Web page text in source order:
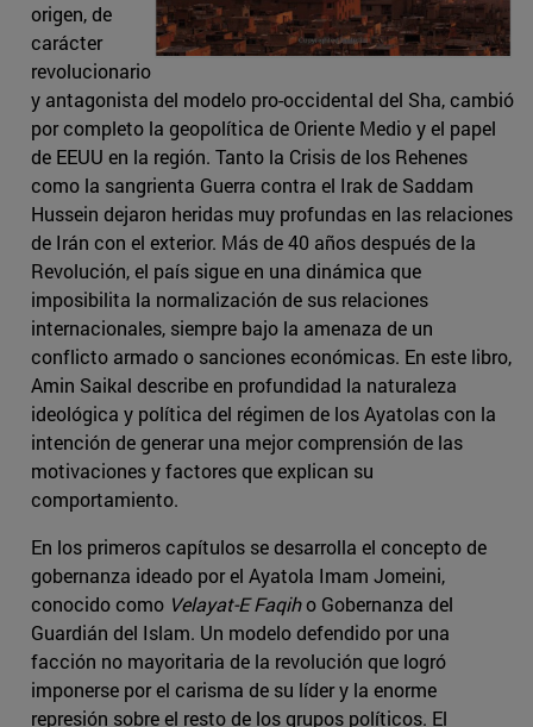
origen, de
carácter
revolucionario
y antagonista del modelo pro-occidental del Sha, cambió
por completo la geopolítica de Oriente Medio y el papel
de EEUU en la región. Tanto la Crisis de los Rehenes
como la sangrienta Guerra contra el Irak de Saddam
Hussein dejaron heridas muy profundas en las relaciones
de Irán con el exterior. Más de 40 años después de la
Revolución, el país sigue en una dinámica que
imposibilita la normalización de sus relaciones
internacionales, siempre bajo la amenaza de un
conflicto armado o sanciones económicas. En este libro,
Amin Saikal describe en profundidad la naturaleza
ideológica y política del régimen de los Ayatolas con la
intención de generar una mejor comprensión de las
motivaciones y factores que explican su
comportamiento.
En los primeros capítulos se desarrolla el concepto de
gobernanza ideado por el Ayatola Imam Jomeini,
conocido como Velayat-E Faqiho Gobernanza del
Guardián del Islam. Un modelo defendido por una
facción no mayoritaria de la revolución que logró
imponerse por el carisma de su líder y la enorme
represión sobre el resto de los grupos políticos. El